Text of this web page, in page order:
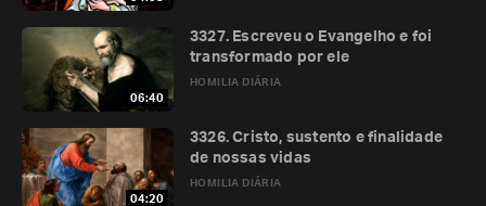
06:40
HOMILIA DIÁRIA
3327. Escreveu o Evangelho e foi
transformado por ele
04:20
HOMILIA DIÁRIA
3326. Cristo, sustento e finalidade
de nossas vidas